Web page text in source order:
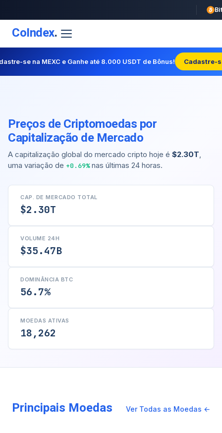
CoIndex.
se na MEXC e Ganhe até 8.000 USDT de Bônus! Cadastre-
Preços de Criptomoedas por
Capitalização de Mercado
A capitalização global do mercado cripto hoje é $2.30T,
uma variação de +0.69%nas últimas 24 horas.
CAP. DE MERCADO TOTAL
$2.30T
VOLUME 24H
$35.47B
DOMINÂNCIA BTC
56.7%
MOEDAS ATIVAS
18,262
Principais Moedas Ver Todas as Moedas ←